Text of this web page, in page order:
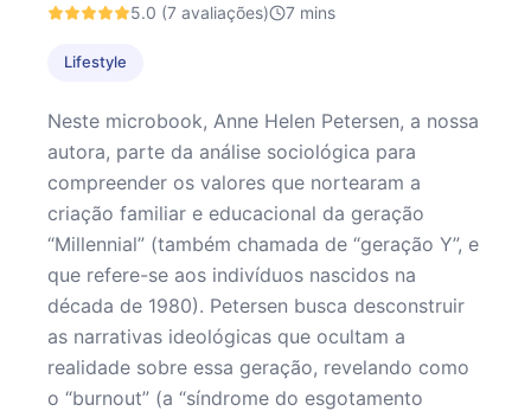
5.0 (7 avaliações) 7 mins
Lifestyle
Neste microbook, Anne Helen Petersen, a nossa
autora, parte da análise sociológica para
compreender os valores que nortearam a
criação familiar e educacional da geração
“Millennial” (também chamada de “geração Y”, e
que refere-se aos indivíduos nascidos na
década de 1980). Petersen busca desconstruir
as narrativas ideológicas que ocultam a
realidade sobre essa geração, revelando como
o “burnout” (a “síndrome do esgotamento